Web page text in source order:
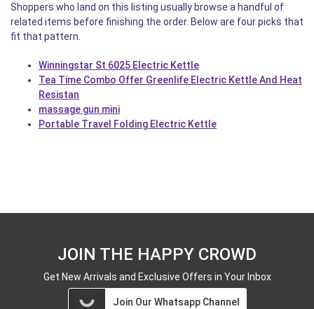
Shoppers who land on this listing usually browse a handful of
related items before finishing the order. Below are four picks that
fit that pattern.
Winningstar St 6025 Electric Kettle
Tea Time Combo Offer Greenlife Electric Kettle And Heat
Resistan
massage gun mini
Portable Travel Folding Electric Kettle
JOIN THE HAPPY CROWD
Get New Arrivals and Exclusive Offers in Your Inbox
Join Our Whatsapp Channel